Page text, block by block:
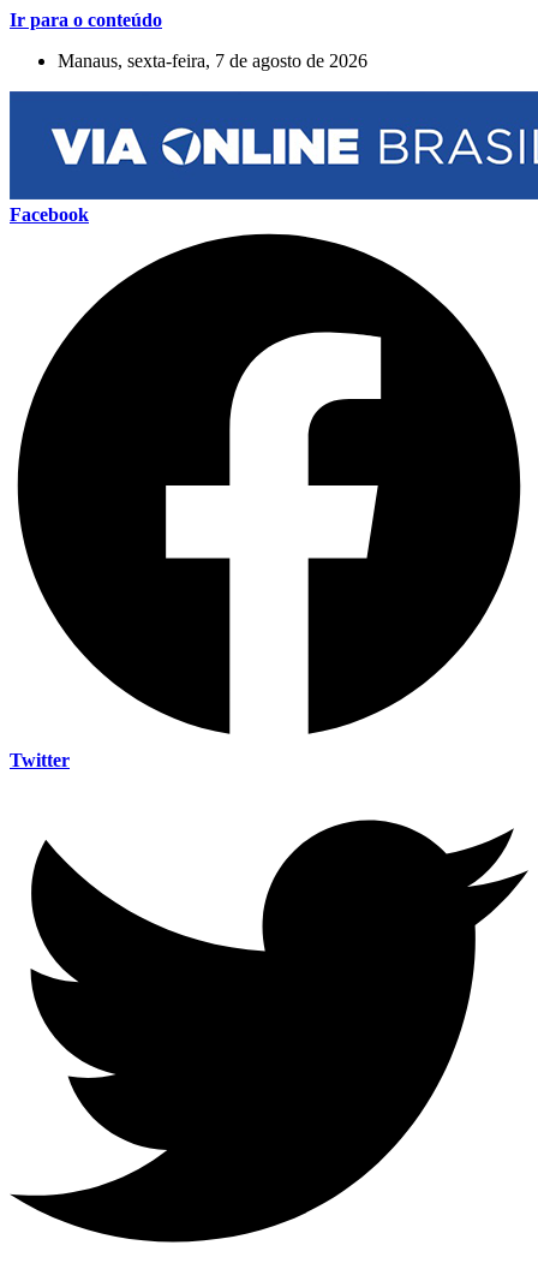
Ir para o conteúdo
Manaus, sexta-feira, 7 de agosto de 2026
Facebook
Twitter